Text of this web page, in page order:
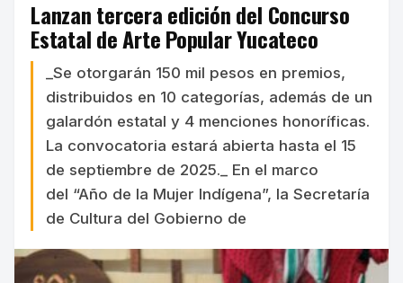
Lanzan tercera edición del Concurso
Estatal de Arte Popular Yucateco
_Se otorgarán 150 mil pesos en premios,
distribuidos en 10 categorías, además de un
galardón estatal y 4 menciones honoríficas.
La convocatoria estará abierta hasta el 15
de septiembre de 2025._ En el marco
del “Año de la Mujer Indígena”, la Secretaría
de Cultura del Gobierno de